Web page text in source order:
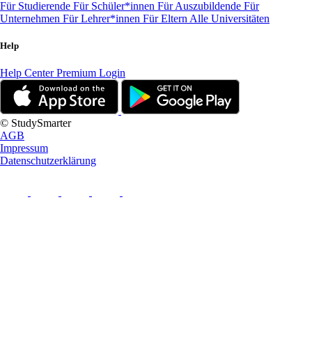
Für Studierende Für Schüler*innen Für Auszubildende Für
Unternehmen Für Lehrer*innen Für Eltern Alle Universitäten
Help
Help CenterPremium Login
© StudySmarter
AGB
Impressum
Datenschutzerklärung